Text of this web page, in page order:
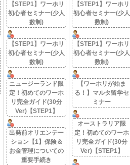
【STEP1】ワーホリ
初心者セミナー(少人
数制)
【STEP1】ワーホリ
初心者セミナー(少人
数制)
ニュージーランド限
定！初めてのワーホ
リ完全ガイド(30分
Ver)【STEP1】
出発前オリエンテー
ション【1】保険＆
お金管理についての
重要手続き
【STEP1】ワーホリ
初心者セミナー(少人
数制)
【STEP1】ワーホリ
初心者セミナー(少人
数制)
【ワーホリが始ま
る！】マルタ留学セ
ミナー
オーストラリア限
定！初めてのワーホ
リ完全ガイド(30分
Ver)【STEP1】